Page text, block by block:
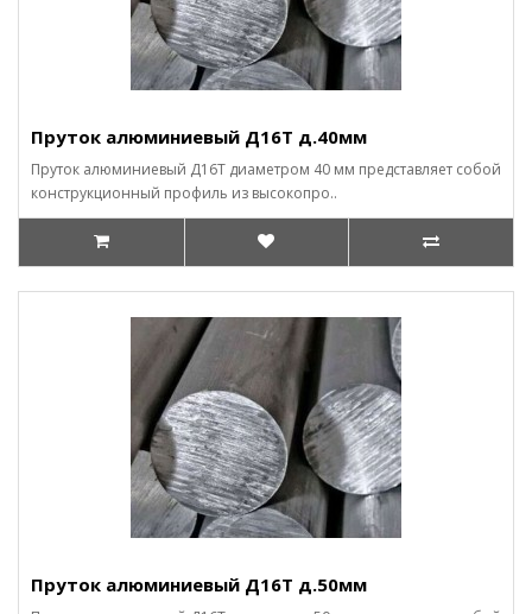
Пруток алюминиевый Д16Т д.40мм
Пруток алюминиевый Д16Т диаметром 40 мм представляет собой
конструкционный профиль из высокопро..
Пруток алюминиевый Д16Т д.50мм